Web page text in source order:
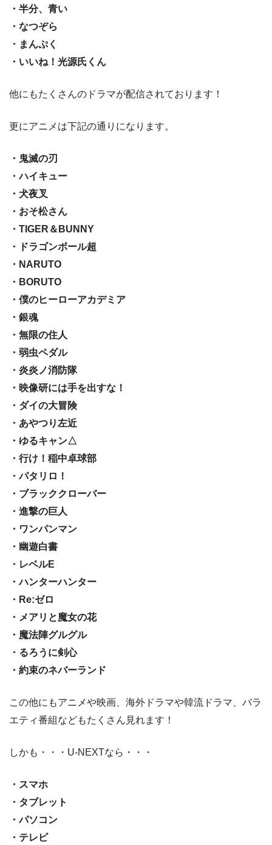
・半分、青い
・なつぞら
・まんぷく
・いいね！光源氏くん
他にもたくさんのドラマが配信されております！
更にアニメは下記の通りになります。
・鬼滅の刃
・ハイキュー
・犬夜叉
・おそ松さん
・TIGER＆BUNNY
・ドラゴンボール超
・NARUTO
・BORUTO
・僕のヒーローアカデミア
・銀魂
・無限の住人
・弱虫ペダル
・炎炎ノ消防隊
・映像研には手を出すな！
・ダイの大冒険
・あやつり左近
・ゆるキャン△
・行け！稲中卓球部
・パタリロ！
・ブラッククローバー
・進撃の巨人
・ワンパンマン
・幽遊白書
・レベルE
・ハンターハンター
・Re:ゼロ
・メアリと魔女の花
・魔法陣グルグル
・るろうに剣心
・約束のネバーランド
この他にもアニメや映画、海外ドラマや韓流ドラマ、バラ
エティ番組などもたくさん見れます！
しかも・・・U-NEXTなら・・・
・スマホ
・タブレット
・パソコン
・テレビ